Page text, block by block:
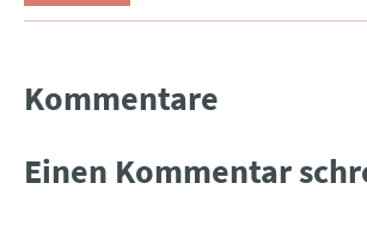
Kommentare
Einen Kommentar